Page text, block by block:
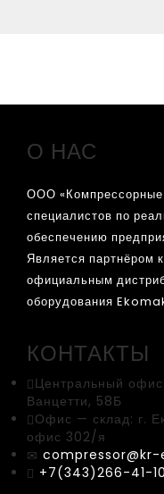
О НАС
ООО
специалистов по
обеспечению
Является партнёром
официальным
оборудования
КОНТАКТЫ
Центральный офис:
Ванцетти, 58Б
Офис — склад: г.
офис 302/я
compressor@kr-
+7(343)266-41-10